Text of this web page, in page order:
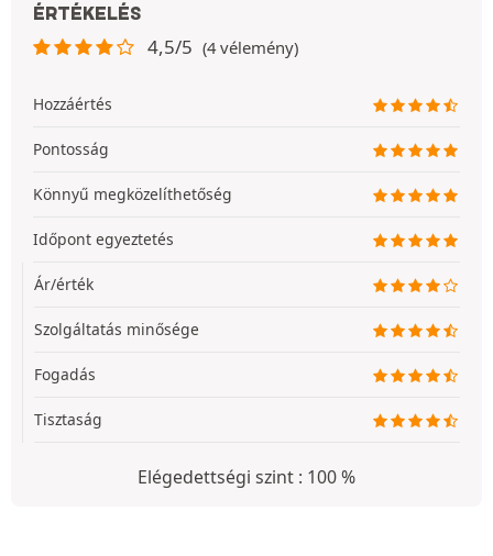
ÉRTÉKELÉS
4,5/5 (4 vélemény)
Hozzáértés
Pontosság
Könnyű megközelíthetőség
Időpont egyeztetés
Ár/érték
Szolgáltatás minősége
Fogadás
Tisztaság
Elégedettségi szint : 100 %